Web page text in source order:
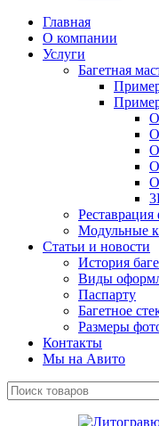
Главная
О компании
Услуги
Багетная
Реставрация
Модульные
Статьи и новости
История
Виды
Паспарту
Багетное
Размеры
Контакты
Мы на Авито